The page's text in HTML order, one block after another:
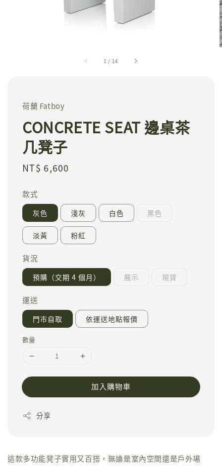
1 / 14
荷蘭 Fatboy
CONCRETE SEAT 邊桌茶
几凳子
Regular
NT$ 6,600
款式
灰色 淺灰 白色 黑色
淡黃 粉紅
貨況
預購（交期 4 個月） 展示 現貨
運送
門市自取 依運送地點報價
數量
加入購物車
分享
這款多功能凳子實用又百搭，無論是室內空間還是戶外場